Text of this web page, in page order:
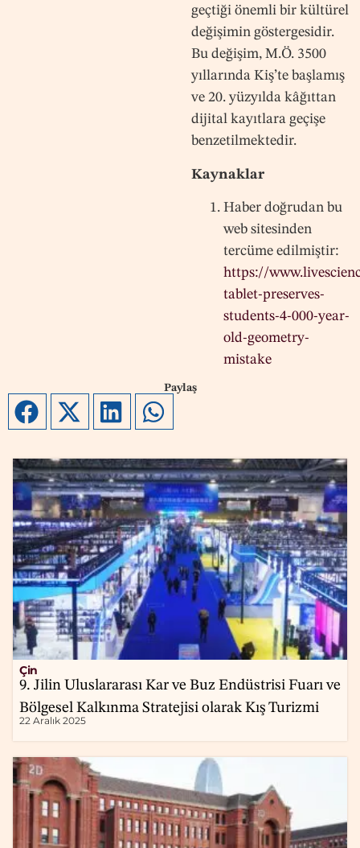
Paylaş
geçtiği önemli bir kültürel
değişimin göstergesidir.
Bu değişim, M.Ö. 3500
yıllarında Kiş’te başlamış
ve 20. yüzyılda kâğıttan
dijital kayıtlara geçişe
benzetilmektedir.
Kaynaklar
Haber doğrudan bu
web sitesinden
tercüme edilmiştir:
https://
tablet-preserves-
students-4-000-year-
old-geometry-
mistake
Çin
9. Jilin Uluslararası Kar ve Buz Endüstrisi Fuarı ve
Bölgesel Kalkınma Stratejisi olarak Kış Turizmi
22 Aralık 2025